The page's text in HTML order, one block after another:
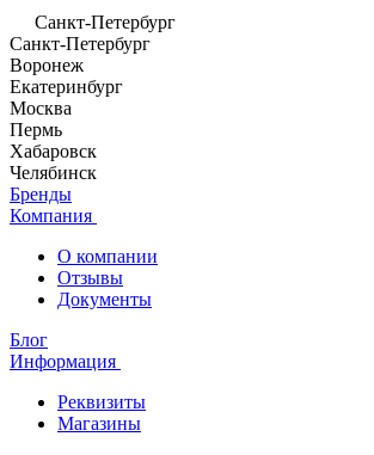
Санкт-Петербург
Санкт-Петербург
Воронеж
Екатеринбург
Москва
Пермь
Хабаровск
Челябинск
Бренды
Компания
О компании
Отзывы
Документы
Блог
Информация
Реквизиты
Магазины